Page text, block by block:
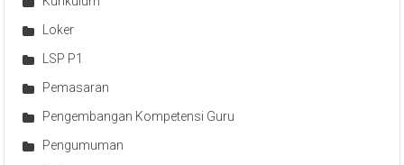
Loker
LSP P1
Pemasaran
Pengembangan Kompetensi Guru
Pengumuman